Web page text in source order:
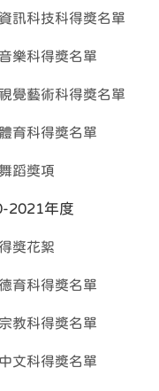
資訊科技科得奬名單
音樂科得奬名單
視覺藝術科得奬名單
體育科得奬名單
舞蹈獎項
2021年度
得獎花絮
德育科得奬名單
宗教科得奬名單
中文科得奬名單